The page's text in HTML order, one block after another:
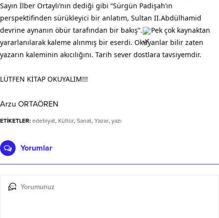
Sayın İlber Ortaylı’nın dediği gibi “Sürgün Padişah’ın
perspektifinden sürükleyici bir anlatım, Sultan II.Abdülhamid
devrine aynanın öbür tarafından bir bakış”.
Pek çok kaynaktan
yararlanılarak kaleme alınmış bir eserdi. Okuyanlar bilir zaten
yazarın kaleminin akıcılığını. Tarih sever dostlara tavsiyemdir.
LÜTFEN KİTAP OKUYALIM!!!
Arzu ORTAÖREN
ETİKETLER: edebiyat, Kültür, Sanat, Yazar, yazı
Yorumlar